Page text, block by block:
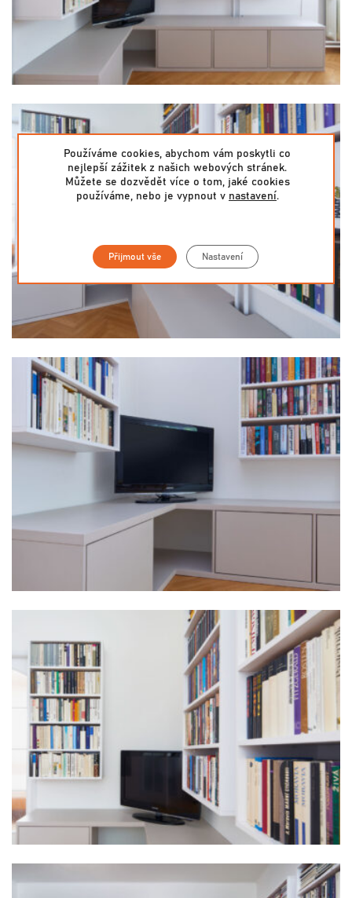
Používáme cookies, abychom vám poskytli co
nejlepší zážitek z našich webových stránek.
Můžete se dozvědět více o tom, jaké cookies
používáme, nebo je vypnout v nastavení.
Přijmout vše Nastavení